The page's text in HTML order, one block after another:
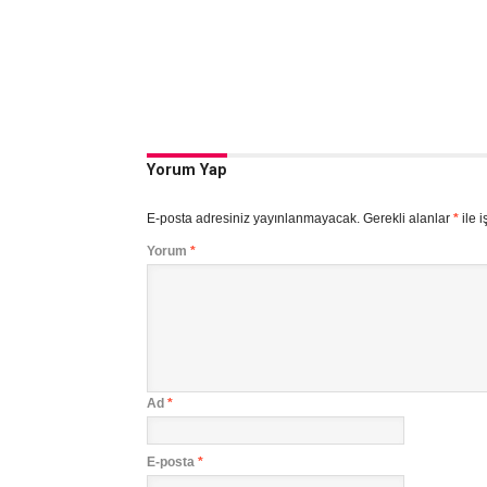
Yorum Yap
E-posta adresiniz yayınlanmayacak. Gerekli alanlar *ile
Yorum *
Ad *
E-posta *